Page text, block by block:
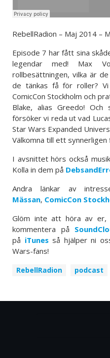
RebellRadion – Maj 2014 –
Episode 7 har fått sina
legendar med! Max
rollbesättningen, vilka är
de tänkas få för roller?
ComicCon Stockholm och
Blake, alias Greedo!
försöker vi reda ut vad
Star Wars Expanded
Välkomna till ett synnerligen
I avsnittet hörs också
Kolla in dem på
Andra länkar av
Mässan, ComicCon
Glöm inte att höra av er,
kommentera på
på iTunes så hjälper ni
Wars-fans!
RebellRadion podcast